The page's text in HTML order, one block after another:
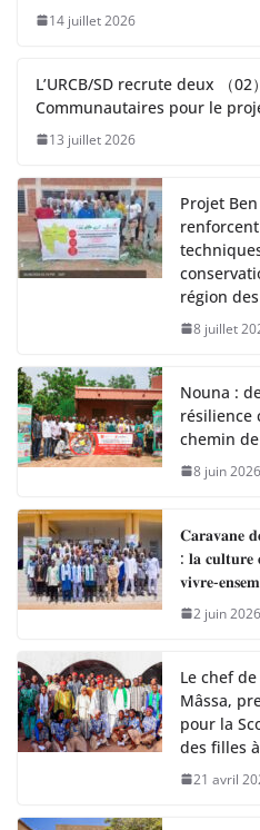
14 juillet 2026
L’URCB/SD recrute deux （
Communautaires pour le
13 juillet 2026
Projet
région
8 juillet
Nouna :
résilience
chemin
8 juin 2026
𝐂𝐚𝐫𝐚𝐯𝐚𝐧𝐞
: 𝐥𝐚 𝐜𝐮𝐥𝐭𝐮𝐫𝐞
𝐯𝐢𝐯𝐫𝐞-
2 juin 2026
Le chef
Mâssa,
pour la
des filles à
21 avril